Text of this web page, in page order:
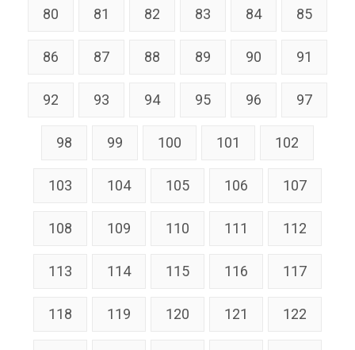
80 81 82 83 84 85
86 87 88 89 90 91
92 93 94 95 96 97
98 99 100 101 102
103 104 105 106 107
108 109 110 111 112
113 114 115 116 117
118 119 120 121 122